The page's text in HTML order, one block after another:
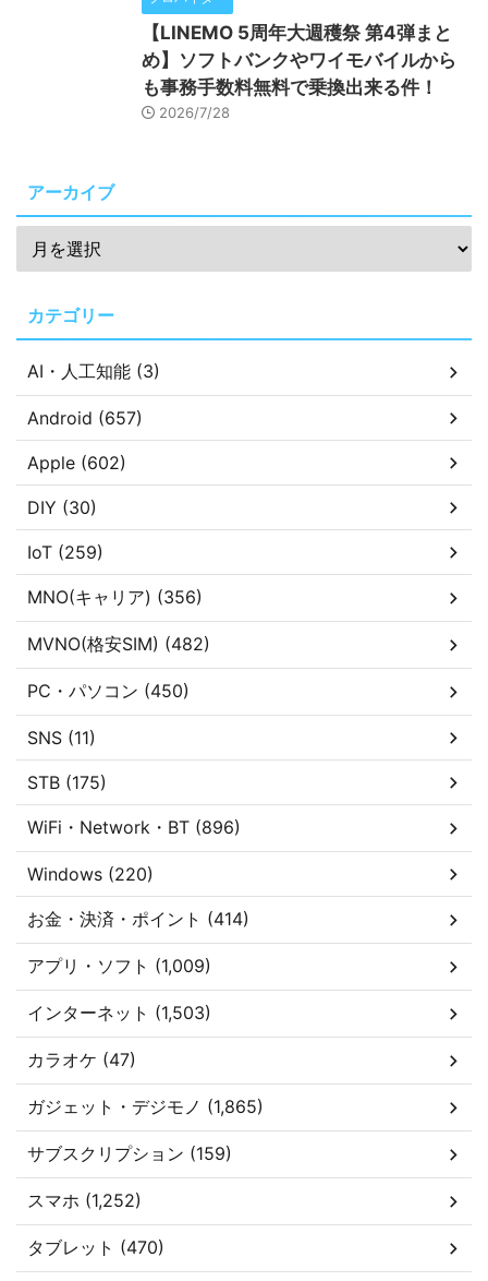
【LINEMO 5周年大週穫祭 第4弾まと
め】ソフトバンクやワイモバイルから
も事務手数料無料で乗換出来る件！
2026/7/28
アーカイブ
カテゴリー
AI・人工知能 (3)
Android (657)
Apple (602)
DIY (30)
IoT (259)
MNO(キャリア) (356)
MVNO(格安SIM) (482)
PC・パソコン (450)
SNS (11)
STB (175)
WiFi・Network・BT (896)
Windows (220)
お金・決済・ポイント (414)
アプリ・ソフト (1,009)
インターネット (1,503)
カラオケ (47)
ガジェット・デジモノ (1,865)
サブスクリプション (159)
スマホ (1,252)
タブレット (470)